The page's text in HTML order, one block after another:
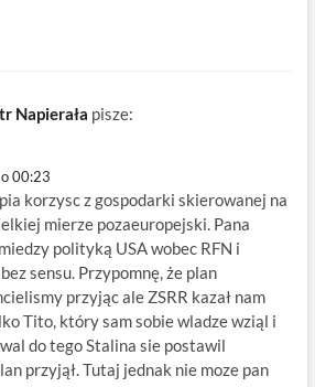
Napierała pisze:
00:23
korzysc z gospodarki skierowanej na
mierze pozaeuropejski. Pana
polityką USA wobec RFN i
sensu. Przypomnę, że plan
przyjąc ale ZSRR kazał nam
Tito, który sam sobie wladze wziąl i
do tego Stalina sie postawil
przyjął. Tutaj jednak nie moze pan